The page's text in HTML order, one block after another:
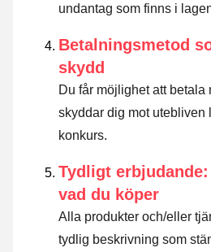
undantag som finns i
Betalningsmetod
skydd
Du får möjlighet att betala
skyddar dig mot utebliven
konkurs.
Tydligt
vad du köper
Alla produkter och/eller
tydlig beskrivning som